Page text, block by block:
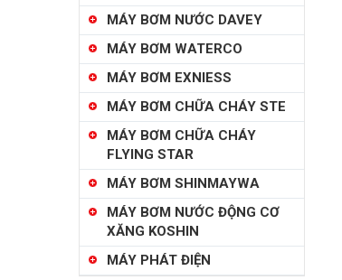
MÁY BƠM NƯỚC DAVEY
MÁY BƠM WATERCO
MÁY BƠM EXNIESS
MÁY BƠM CHỮA CHÁY STE
MÁY BƠM CHỮA CHÁY
FLYING STAR
MÁY BƠM SHINMAYWA
MÁY BƠM NƯỚC ĐỘNG CƠ
XĂNG KOSHIN
MÁY PHÁT ĐIỆN